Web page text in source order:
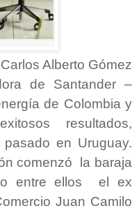
Carlos Alberto Gómez
de Santander –
de Colombia y
resultados,
en Uruguay.
comenzó la baraja
entre ellos el ex
Juan Camilo